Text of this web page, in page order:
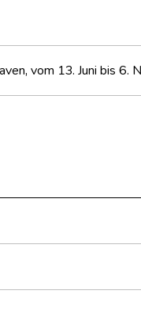
vom 13. Juni bis 6.